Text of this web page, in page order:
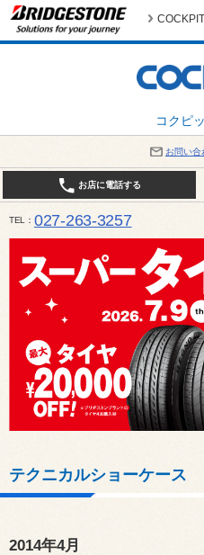
コクピ
お問い合
お店に電話する
TEL 027-263-3257
10:00～19:00 / 定休日：8月の店休日 4日(火)、
テクニカルショーケース
2014年4月